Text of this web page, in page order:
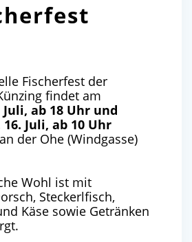
Fischerfest der
findet am
Juli, ab 18 Uhr und
Juli, ab 10 Uhr
der Ohe (Windgasse)
Wohl ist mit
Steckerlfisch,
Käse sowie Getränken